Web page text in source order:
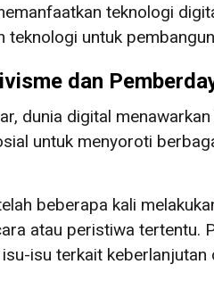
teknologi
untuk
dan
dunia digital
untuk menyoroti
beberapa kali
atau peristiwa tertentu.
isu terkait